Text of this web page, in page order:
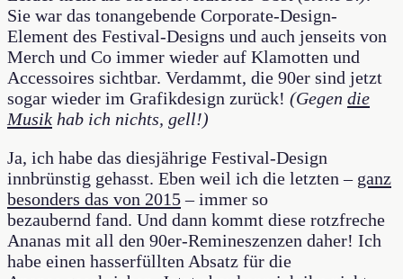
Sie war das tonangebende Corporate-Design-
Element des Festival-Designs und auch jenseits von
Merch und Co immer wieder auf Klamotten und
Accessoires sichtbar. Verdammt, die 90er sind jetzt
sogar wieder im Grafikdesign zurück! (Gegen die
Musik hab ich nichts, gell!)
Ja, ich habe das diesjährige Festival-Design
innbrünstig gehasst. Eben weil ich die letzten – ganz
besonders das von 2015– immer so
bezaubernd fand. Und dann kommt diese rotzfreche
Ananas mit all den 90er-Remineszenzen daher! Ich
habe einen hasserfüllten Absatz für die